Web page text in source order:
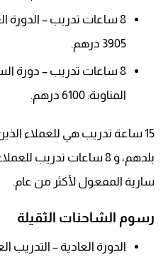
8 ساعات تدريب – الدورة
3905 درهم.
8 ساعات تدريب – دورة
المناوبة: 6100 درهم.
15 ساعة تدريب هي للعملاء
بلدهم، و 8 ساعات تدريب
سارية المفعول لأكثر من عام.
رسوم الشاحنات الثقيلة
الدورة العادية – التدريب العادي: